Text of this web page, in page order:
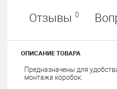
Отзывы 0
ОПИСАНИЕ ТОВАРА
Предназначены для
монтажа коробок.